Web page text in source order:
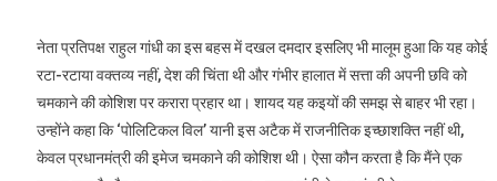
नेता प्रतिपक्ष राहुल गांधी का इस बहस में दखल दमदार इसलिए भी मालूम हुआ कि यह कोई
रटा-रटाया वक्तव्य नहीं, देश की चिंता थी और गंभीर हालात में सत्ता की अपनी छवि को
चमकाने की कोशिश पर करारा प्रहार था। शायद यह कइयों की समझ से बाहर भी रहा।
उन्होंने कहा कि ‘पोलिटिकल विल’ यानी इस अटैक में राजनीतिक इच्छाशक्ति नहीं थी,
केवल प्रधानमंत्री की इमेज चमकाने की कोशिश थी। ऐसा कौन करता है कि मैंने एक